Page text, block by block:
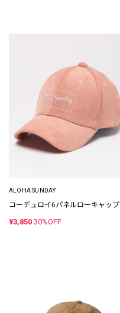
ALOHA SUNDAY
コーデュロイ6パネルローキャップ
¥3,850 30%OFF